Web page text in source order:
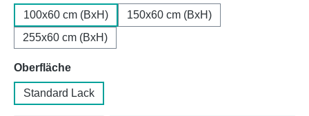
100x60 cm (BxH)
150x60 cm (BxH)
255x60 cm (BxH)
Oberflächeauswählen
Standard Lack